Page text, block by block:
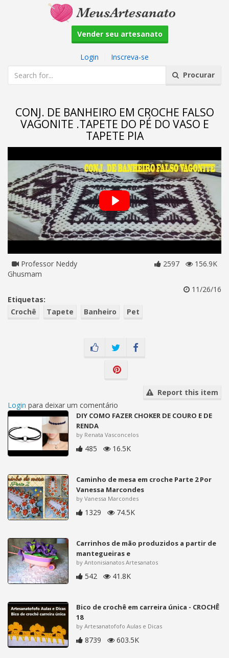
Vender seu artesanato
Login
Inscreva-se
Procurar
CONJ. DE BANHEIRO EM CROCHE FALSO
VAGONITE .TAPETE DO PÉ DO VASO E
TAPETE PIA
Professor Neddy
Ghusmam
2597 156.9K
11/26/16
Etiquetas:
Crochê
Tapete Banheiro Pet
Report this item
Login para deixar um comentário
DIY COMO FAZER CHOKER DE COURO E DE
RENDA
by Renata Vasconcelos
485 16.5K
Caminho de mesa em croche Parte 2 Por
Vanessa Marcondes
by Vanessa Marcondes
1329 74.5K
Carrinhos de mão produzidos a partir de
mantegueiras e
by Antonisianatos Artesanatos
542 41.8K
Bico de crochê em carreira única - CROCHÊ
18
by Artesanatofofo Aulas e Dicas
8739 603.5K